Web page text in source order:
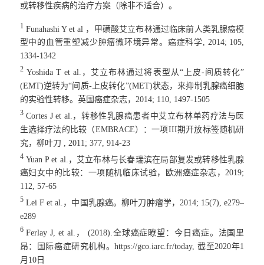
或转移性疾病的治疗方案（除非不适合）。
1 Funahashi Y et al ，甲磺酸艾立布林通过临床前人类乳腺癌模
型中的血管重塑减少肿瘤微环境异常。癌症科学, 2014; 105,
1334-1342
2Yoshida T et al.，艾立布林通过将表型从“上皮-间质转化”
(EMT)逆转为“间质-上皮转化”(MET)状态，来抑制乳腺癌细胞
的实验性转移。英国癌症杂志，2014; 110, 1497-1505
3Cortes J et al.，转移性乳腺癌患者中艾立布林单药疗法与医
生选择疗法的比较（EMBRACE）：一项III期开放标签随机研
究，柳叶刀 , 2011; 377, 914-23
4Yuan P et al.，艾立布林与长春瑞滨在局部复发或转移性乳腺
癌妇女中的比较：一项随机临床试验，欧洲癌症杂志，2019;
112, 57-65
5Lei F et al.，中国乳腺癌。柳叶刀肿瘤学，2014; 15(7), e279–
e289
6Ferlay J, et al.， (2018).全球癌症瞭望：今日癌症。法国里
昂：国际癌症研究机构。https://gco.iarc.fr/today, 截至2020年1
月10日